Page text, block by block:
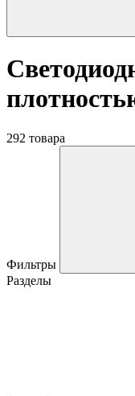
292 товара
Фильтры
Разделы